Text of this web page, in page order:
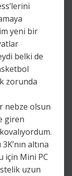
yeni bir
belki de
zorunda
nebze olsun
giren
altına
için Mini PC
uzun